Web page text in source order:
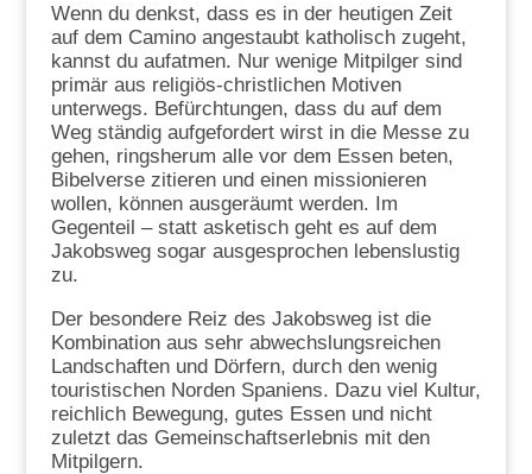
Wenn du denkst, dass es in der heutigen Zeit
auf dem Camino angestaubt katholisch zugeht,
kannst du aufatmen. Nur wenige Mitpilger sind
primär aus religiös-christlichen Motiven
unterwegs. Befürchtungen, dass du auf dem
Weg ständig aufgefordert wirst in die Messe zu
gehen, ringsherum alle vor dem Essen beten,
Bibelverse zitieren und einen missionieren
wollen, können ausgeräumt werden. Im
Gegenteil – statt asketisch geht es auf dem
Jakobsweg sogar ausgesprochen lebenslustig
zu.
Der besondere Reiz des Jakobsweg ist die
Kombination aus sehr abwechslungsreichen
Landschaften und Dörfern, durch den wenig
touristischen Norden Spaniens. Dazu viel Kultur,
reichlich Bewegung, gutes Essen und nicht
zuletzt das Gemeinschaftserlebnis mit den
Mitpilgern.